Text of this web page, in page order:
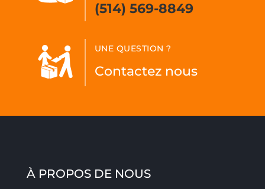
(514) 569-8849
UNE QUESTION ?
Contactez nous
À PROPOS DE NOUS